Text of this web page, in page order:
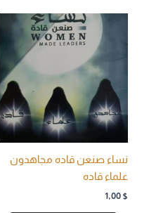
نساء صنعن قاده مجاهدون
علماء قاده
1,00 $